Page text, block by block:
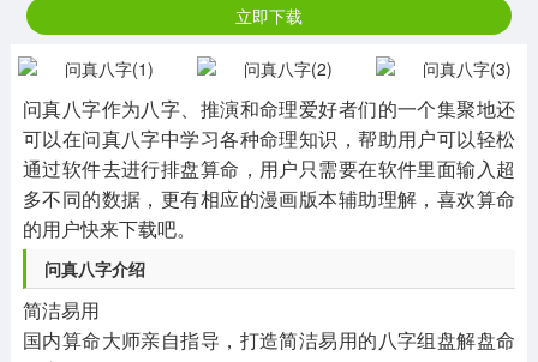
立即下载
问真八字作为八字、推演和命理爱好者们的一个集聚地还
可以在问真八字中学习各种命理知识，帮助用户可以轻松
通过软件去进行排盘算命，用户只需要在软件里面输入超
多不同的数据，更有相应的漫画版本辅助理解，喜欢算命
的用户快来下载吧。
问真八字介绍
简洁易用
国内算命大师亲自指导，打造简洁易用的八字组盘解盘命